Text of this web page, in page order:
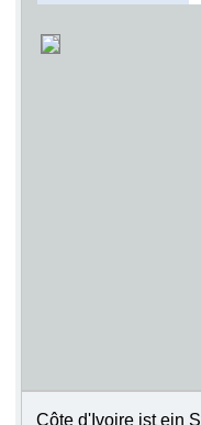
Côte d'Ivoire ist ein